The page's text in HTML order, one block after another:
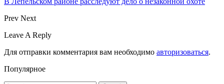
Prev Next
Leave A Reply
Для отправки комментария вам необходимо авторизоваться.
Популярное